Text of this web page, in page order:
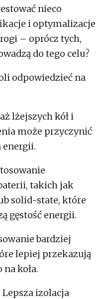
nieco
i optymalizacje
– oprócz tych,
do tego celu?
odpowiedzieć na
lżejszych kół i
może przyczynić
energii.
takich jak
solid-state, które
gęstość energii.
bardziej
lepiej przekazują
koła.
Lepsza izolacja